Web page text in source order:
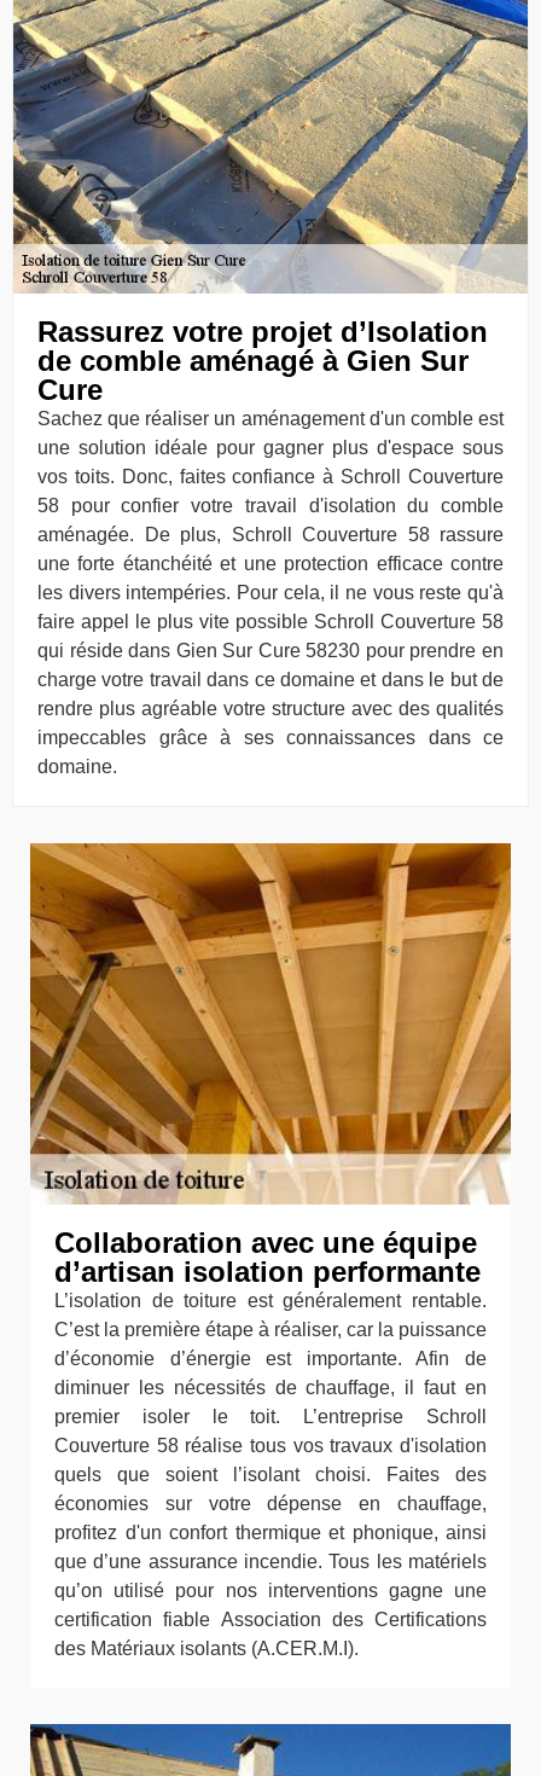
Rassurez votre projet d’Isolation
de comble aménagé à Gien Sur
Cure
Sachez que réaliser un aménagement d'un comble est
une solution idéale pour gagner plus d'espace sous
vos toits. Donc, faites confiance à Schroll Couverture
58 pour confier votre travail d'isolation du comble
aménagée. De plus, Schroll Couverture 58 rassure
une forte étanchéité et une protection efficace contre
les divers intempéries. Pour cela, il ne vous reste qu'à
faire appel le plus vite possible Schroll Couverture 58
qui réside dans Gien Sur Cure 58230 pour prendre en
charge votre travail dans ce domaine et dans le but de
rendre plus agréable votre structure avec des qualités
impeccables grâce à ses connaissances dans ce
domaine.
Collaboration avec une équipe
d’artisan isolation performante
L’isolation de toiture est généralement rentable.
C’est la première étape à réaliser, car la puissance
d’économie d’énergie est importante. Afin de
diminuer les nécessités de chauffage, il faut en
premier isoler le toit. L’entreprise Schroll
Couverture 58 réalise tous vos travaux d'isolation
quels que soient l’isolant choisi. Faites des
économies sur votre dépense en chauffage,
profitez d'un confort thermique et phonique, ainsi
que d’une assurance incendie. Tous les matériels
qu’on utilisé pour nos interventions gagne une
certification fiable Association des Certifications
des Matériaux isolants (A.CER.M.I).